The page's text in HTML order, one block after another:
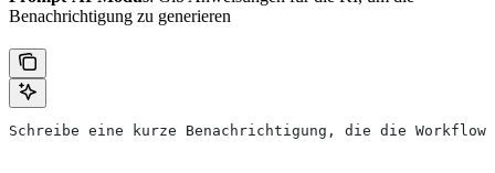
Benachrichtigung zu generieren
Schreibe eine kurze Benachrichtigung, die die